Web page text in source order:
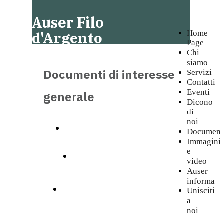
Auser Filo
d'Argento
Documenti di interesse
generale
Home
Page
Chi
siamo
Servizi
Contatti
Eventi
Dicono
di
noi
Immagini
e
video
Auser
informa
Unisciti
a
noi